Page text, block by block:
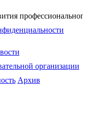
профессионального
организации
Архив